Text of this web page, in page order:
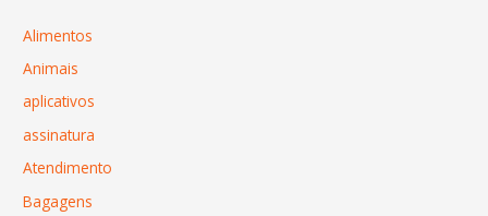
Alimentos
Animais
aplicativos
assinatura
Atendimento
Bagagens